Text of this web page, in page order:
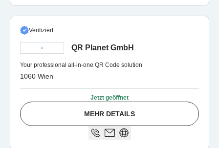
Verifiziert
QR Planet GmbH
Your professional all-in-one QR Code solution
1060 Wien
Jetzt geöffnet
MEHR DETAILS